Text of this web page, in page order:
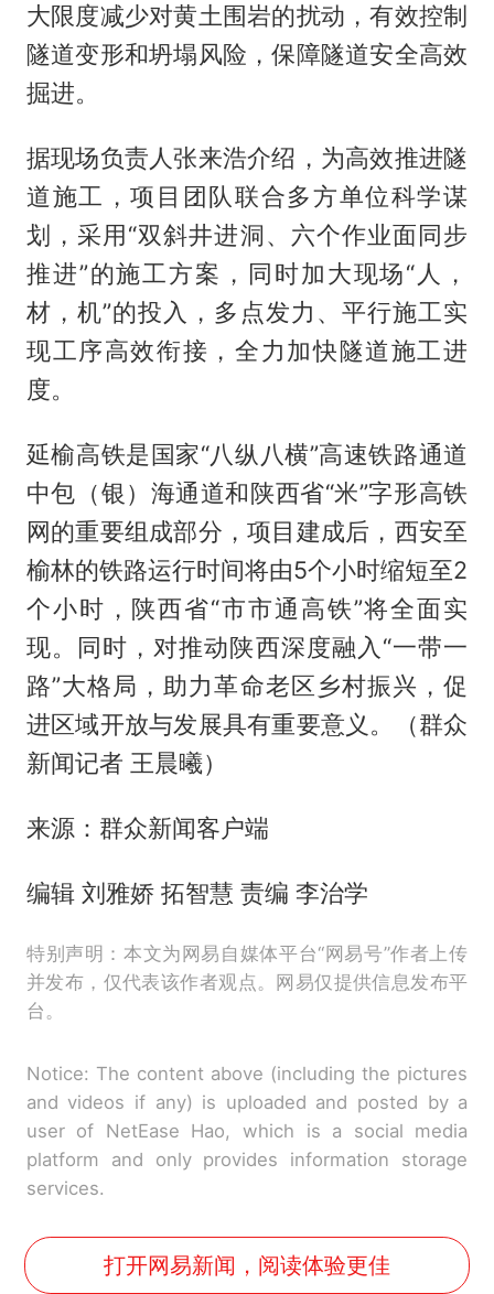
大限度减少对黄土围岩的扰动，有效控制
隧道变形和坍塌风险，保障隧道安全高效
掘进。
据现场负责人张来浩介绍，为高效推进隧
道施工，项目团队联合多方单位科学谋
划，采用“双斜井进洞、六个作业面同步
推进”的施工方案，同时加大现场“人，
材，机”的投入，多点发力、平行施工实
现工序高效衔接，全力加快隧道施工进
度。
延榆高铁是国家“八纵八横”高速铁路通道
中包（银）海通道和陕西省“米”字形高铁
网的重要组成部分，项目建成后，西安至
榆林的铁路运行时间将由5个小时缩短至2
个小时，陕西省“市市通高铁”将全面实
现。同时，对推动陕西深度融入“一带一
路”大格局，助力革命老区乡村振兴，促
进区域开放与发展具有重要意义。（群众
新闻记者 王晨曦）
来源：群众新闻客户端
编辑 刘雅娇 拓智慧 责编 李治学
特别声明：本文为网易自媒体平台“网易号”作者上传
并发布，仅代表该作者观点。网易仅提供信息发布平
台。
Notice: The content above (including the pictures
and videos if any) is uploaded and posted by a
user of NetEase Hao, which is a social media
platform and only provides information storage
services.
打开网易新闻，阅读体验更佳